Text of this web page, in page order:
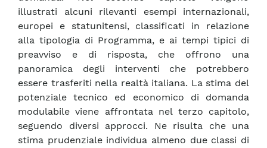
illustrati alcuni rilevanti esempi internazionali,
europei e statunitensi, classificati in relazione
alla tipologia di Programma, e ai tempi tipici di
preavviso e di risposta, che offrono una
panoramica degli interventi che potrebbero
essere trasferiti nella realtà italiana. La stima del
potenziale tecnico ed economico di domanda
modulabile viene affrontata nel terzo capitolo,
seguendo diversi approcci. Ne risulta che una
stima prudenziale individua almeno due classi di